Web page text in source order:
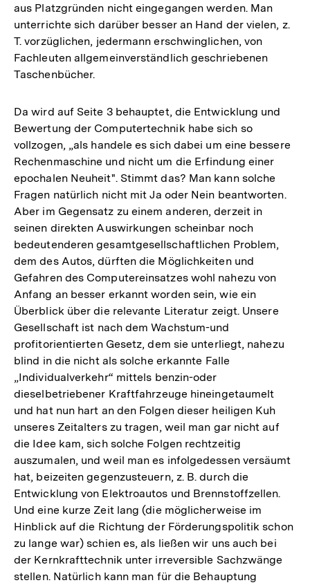
aus Platzgründen nicht eingegangen werden. Man
unterrichte sich darüber besser an Hand der vielen, z.
T. vorzüglichen, jedermann erschwinglichen, von
Fachleuten allgemeinverständlich geschriebenen
Taschenbücher.
Da wird auf Seite 3 behauptet, die Entwicklung und
Bewertung der Computertechnik habe sich so
vollzogen, „als handele es sich dabei um eine bessere
Rechenmaschine und nicht um die Erfindung einer
epochalen Neuheit". Stimmt das? Man kann solche
Fragen natürlich nicht mit Ja oder Nein beantworten.
Aber im Gegensatz zu einem anderen, derzeit in
seinen direkten Auswirkungen scheinbar noch
bedeutenderen gesamtgesellschaftlichen Problem,
dem des Autos, dürften die Möglichkeiten und
Gefahren des Computereinsatzes wohl nahezu von
Anfang an besser erkannt worden sein, wie ein
Überblick über die relevante Literatur zeigt. Unsere
Gesellschaft ist nach dem Wachstum-und
profitorientierten Gesetz, dem sie unterliegt, nahezu
blind in die nicht als solche erkannte Falle
„Individualverkehr“ mittels benzin-oder
dieselbetriebener Kraftfahrzeuge hineingetaumelt
und hat nun hart an den Folgen dieser heiligen Kuh
unseres Zeitalters zu tragen, weil man gar nicht auf
die Idee kam, sich solche Folgen rechtzeitig
auszumalen, und weil man es infolgedessen versäumt
hat, beizeiten gegenzusteuern, z. B. durch die
Entwicklung von Elektroautos und Brennstoffzellen.
Und eine kurze Zeit lang (die möglicherweise im
Hinblick auf die Richtung der Förderungspolitik schon
zu lange war) schien es, als ließen wir uns auch bei
der Kernkrafttechnik unter irreversible Sachzwänge
stellen. Natürlich kann man für die Behauptung